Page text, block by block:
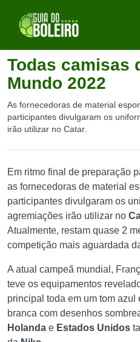
Todas camisas
Mundo 2022
As fornecedoras de material
participantes divulgaram os
irão utilizar no Catar.
Em ritmo final de preparação
as fornecedoras de material
participantes divulgaram os
agremiações irão utilizar no
Atualmente, restam quase 2
competição mais aguardada
A atual campeã mundial,
teve os equipamentos
principal toda em um tom
branca com desenhos
Holanda e Estados Unidos